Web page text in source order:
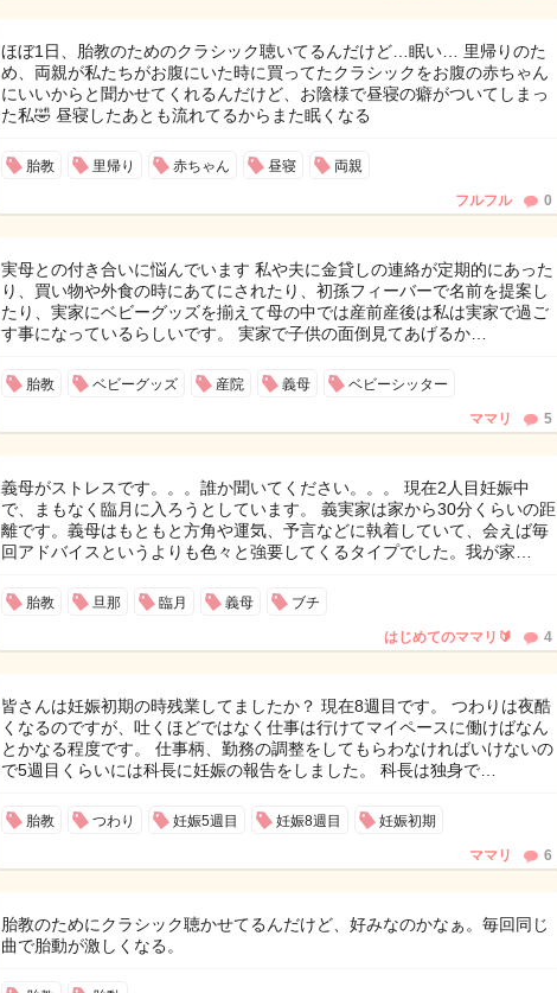
ほぼ1日、胎教のためのクラシック聴いてるんだけど…眠い… 里帰りのた
め、両親が私たちがお腹にいた時に買ってたクラシックをお腹の赤ちゃん
にいいからと聞かせてくれるんだけど、お陰様で昼寝の癖がついてしまっ
た私🤣 昼寝したあとも流れてるからまた眠くなる
胎教 里帰り 赤ちゃん 昼寝 両親
フルフル 0
実母との付き合いに悩んでいます 私や夫に金貸しの連絡が定期的にあった
り、買い物や外食の時にあてにされたり、初孫フィーバーで名前を提案し
たり、実家にベビーグッズを揃えて母の中では産前産後は私は実家で過ご
す事になっているらしいです。 実家で子供の面倒見てあげるか…
胎教 ベビーグッズ 産院 義母 ベビーシッター
ママリ 5
義母がストレスです。。。誰か聞いてください。。。 現在2人目妊娠中
で、まもなく臨月に入ろうとしています。 義実家は家から30分くらいの距
離です。義母はもともと方角や運気、予言などに執着していて、会えば毎
回アドバイスというよりも色々と強要してくるタイプでした。我が家…
胎教 旦那 臨月 義母 ブチ
はじめてのママリ🔰 4
皆さんは妊娠初期の時残業してましたか？ 現在8週目です。 つわりは夜酷
くなるのですが、吐くほどではなく仕事は行けてマイペースに働けばなん
とかなる程度です。 仕事柄、勤務の調整をしてもらわなければいけないの
で5週目くらいには科長に妊娠の報告をしました。 科長は独身で…
胎教 つわり 妊娠5週目 妊娠8週目 妊娠初期
ママリ 6
胎教のためにクラシック聴かせてるんだけど、好みなのかなぁ。毎回同じ
曲で胎動が激しくなる。